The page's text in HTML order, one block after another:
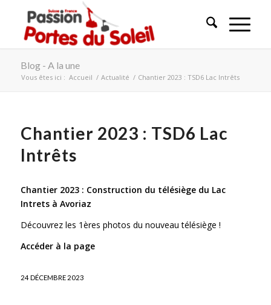
Blog - A la une
Vous êtes ici : Accueil / Actualité / Chantier 2023 : TSD6 Lac Intrêts
Chantier 2023 : TSD6 Lac
Intrêts
Chantier 2023 : Construction du télésiège du Lac
Intrets à Avoriaz
Découvrez les 1ères photos du nouveau télésiège !
Accéder à la page
24 DÉCEMBRE 2023